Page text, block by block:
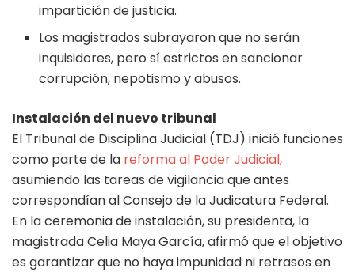
impartición de justicia.
Los magistrados subrayaron que no serán
inquisidores, pero sí estrictos en sancionar
corrupción, nepotismo y abusos.
Instalación del nuevo tribunal
El Tribunal de Disciplina Judicial (TDJ) inició funciones
como parte de la reforma al Poder Judicial,
asumiendo las tareas de vigilancia que antes
correspondían al Consejo de la Judicatura Federal.
En la ceremonia de instalación, su presidenta, la
magistrada Celia Maya García, afirmó que el objetivo
es garantizar que no haya impunidad ni retrasos en